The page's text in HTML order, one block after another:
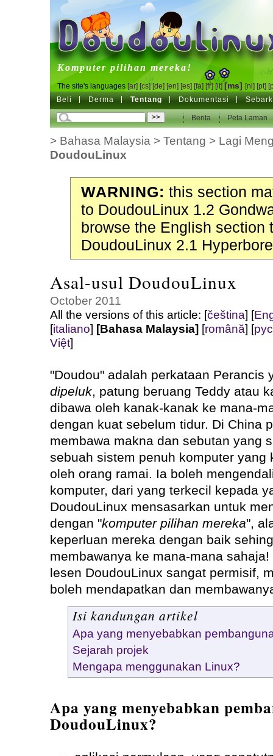
DoudouLinux
Komputer pilihan mereka!
The site's languages [ar] [cs] [de] [en] [es] [fa] [fr] [it] [ms] [nl] [pt]
Beli Derma Tentang Dokumentasi
Berita Peta Laman
> Bahasa Malaysia > Tentang > Lagi
DoudouLinux
WARNING: this section
to DoudouLinux 1.2
browse the English section
DoudouLinux 2.1
Asal-usul DoudouLinux
October 2011
All the versions of this article: [čeština] [
[italiano] [Bahasa Malaysia] [română] [
Việt]
"Doudou" adalah perkataan Perancis
dipeluk, patung beruang Teddy atau
dibawa oleh kanak-kanak ke mana-
dengan kuat sebelum tidur. Di China
membawa makna dan sebutan yang
sebuah sistem penuh komputer yang
oleh orang ramai. Ia boleh
komputer, dari yang terkecil kepada
DoudouLinux mensasarkan untuk
dengan "komputer pilihan mereka",
keperluan mereka dengan baik
membawanya ke mana-mana
lesen DoudouLinux sangat permisif,
boleh mendapatkan dan
Isi kandungan artikel
Apa yang menyebabkan
Sejarah projek
Mengapa menggunakan Linux?
Apa yang menyebabkan
DoudouLinux?